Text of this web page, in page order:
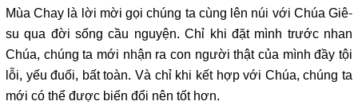
Mùa Chay là lời mời gọi chúng ta cùng lên núi với Chúa Giê-
su qua đời sống cầu nguyện. Chỉ khi đặt mình trước nhan
Chúa, chúng ta mới nhận ra con người thật của mình đầy tội
lỗi, yếu đuối, bất toàn. Và chỉ khi kết hợp với Chúa, chúng ta
mới có thể được biến đổi nên tốt hơn.